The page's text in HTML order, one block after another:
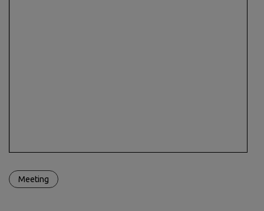
Meeting